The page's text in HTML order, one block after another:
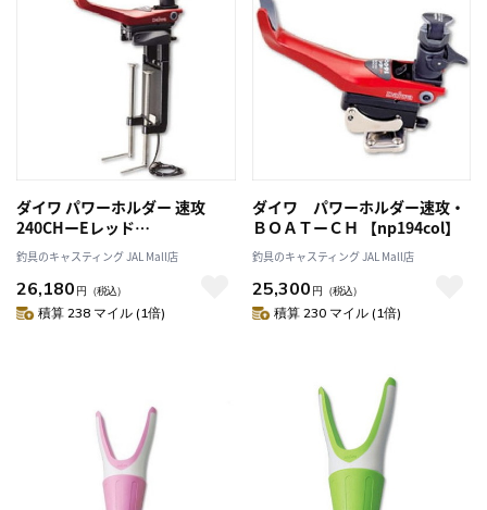
ダイワ パワーホルダー 速攻
240CHーEレッド
【np194col】
釣具のキャスティング JAL Mall店
26,180 円 （税込）
積算 238 マイル (1倍)
ダイワ パワーホルダー速攻・
ＢＯＡＴーＣＨ 【np194col】
釣具のキャスティング JAL Mall店
25,300 円 （税込）
積算 230 マイル (1倍)